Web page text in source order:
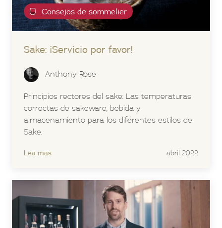
Consejos de sommelier
Sake: ¡Servicio por favor!
Anthony Rose
Principios rectores del sake: Las temperaturas
correctas de sakeware, bebida y
almacenamiento para los diferentes estilos de
Sake.
Lea mas abril 2022